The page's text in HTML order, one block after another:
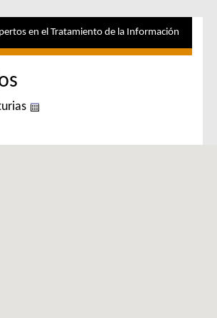
en el Tratamiento de la Información